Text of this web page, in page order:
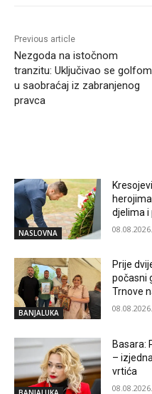
Previous article
Nezgoda na istočnom
tranzitu: Uključivao se golfom
u saobraćaj iz zabranjenog
pravca
NASLOVNA
djelima i
08.08.2026.
BANJALUKA
Prije
počasni
Trnove
08.08.2026.
Basara:
–
vrtića
08.08.2026.